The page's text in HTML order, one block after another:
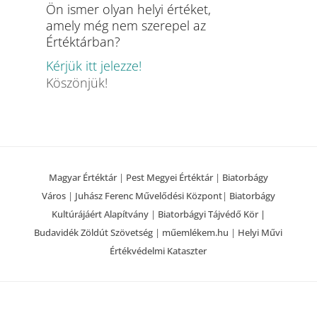
Ön ismer olyan helyi értéket,
amely még nem szerepel az
Értéktárban?
Kérjük itt jelezze!
Köszönjük!
Magyar Értéktár| Pest Megyei Értéktár| Biatorbágy
Város| Juhász Ferenc Művelődési Központ| Biatorbágy
Kultúrájáért Alapítvány| Biatorbágyi Tájvédő Kör |
Budavidék Zöldút Szövetség | műemlékem.hu | Helyi Művi
Értékvédelmi Kataszter